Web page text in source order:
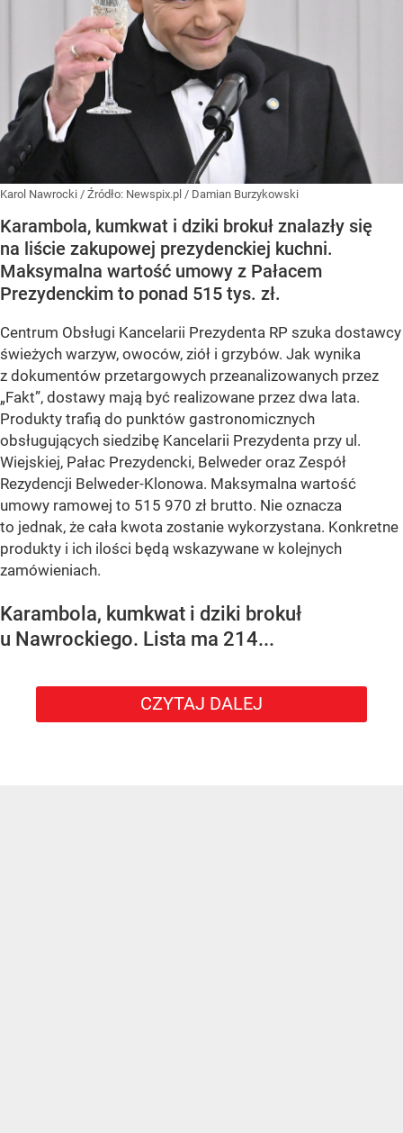
Karol Nawrocki / Źródło: Newspix.pl / Damian Burzykowski
Karambola, kumkwat i dziki brokuł znalazły się
na liście zakupowej prezydenckiej kuchni.
Maksymalna wartość umowy z Pałacem
Prezydenckim to ponad 515 tys. zł.
Centrum Obsługi Kancelarii Prezydenta RP szuka dostawcy
świeżych warzyw, owoców, ziół i grzybów. Jak wynika
z dokumentów przetargowych przeanalizowanych przez
„Fakt”, dostawy mają być realizowane przez dwa lata.
Produkty trafią do punktów gastronomicznych
obsługujących siedzibę Kancelarii Prezydenta przy ul.
Wiejskiej, Pałac Prezydencki, Belweder oraz Zespół
Rezydencji Belweder-Klonowa. Maksymalna wartość
umowy ramowej to 515 970 zł brutto. Nie oznacza
to jednak, że cała kwota zostanie wykorzystana. Konkretne
produkty i ich ilości będą wskazywane w kolejnych
zamówieniach.
Karambola, kumkwat i dziki brokuł
u Nawrockiego. Lista ma 214...
CZYTAJ DALEJ